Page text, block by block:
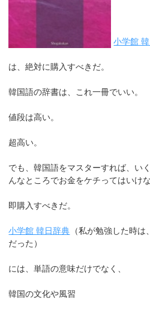
小学館
は、絶対に購入すべきだ。
韓国語の辞書は、これ一冊でいい。
値段は高い。
超高い。
でも、韓国語をマスターすれば、い
んなところでお金をケチってはいけな
即購入すべきだ。
小学館 韓日辞典 （私が勉強した時
だった）
には、単語の意味だけでなく、
韓国の文化や風習